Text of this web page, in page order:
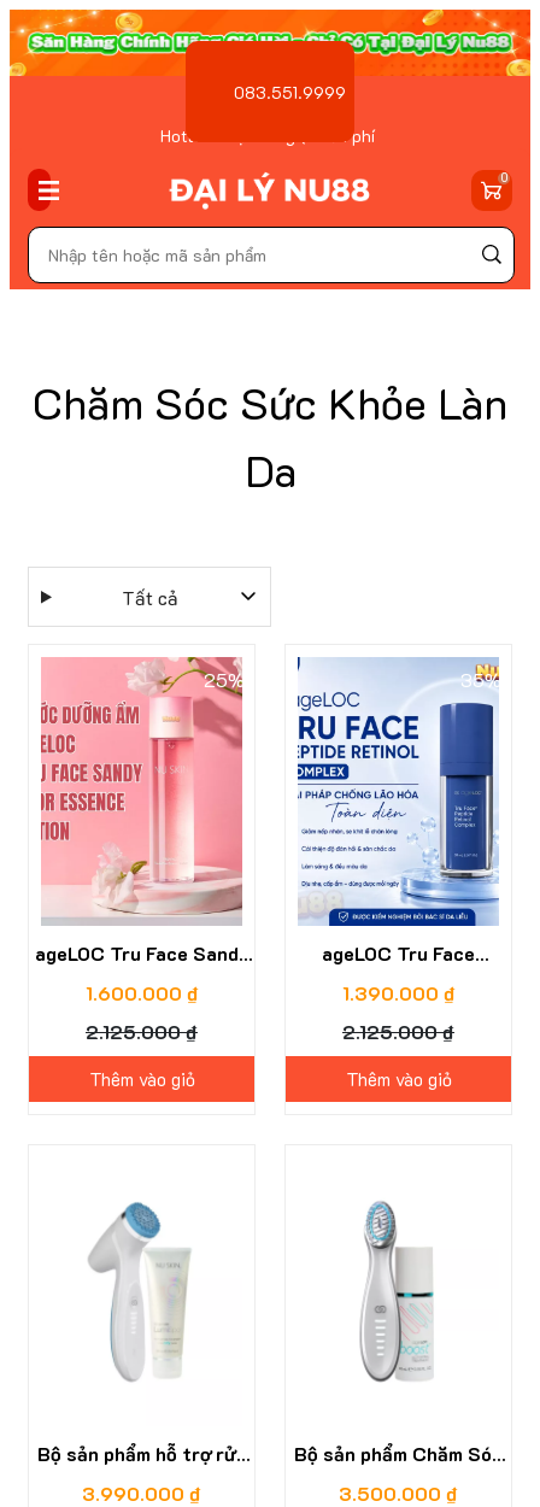
Hotline Đặt hàng ( Miễn phí
083.551.9999
0
25%
ageLOC Tru Face Sandy
Flor Essence Lotion
1.600.000 ₫
2.125.000 ₫
Thêm vào giỏ
35%
ageLOC Tru Face
Peptide Retinol Complex
1.390.000 ₫
2.125.000 ₫
Thêm vào giỏ
Bộ sản phẩm hỗ trợ rửa
mặt và chăm sóc da
3.990.000 ₫
Bộ sản phẩm Chăm Sóc
Da ageLOC® Boost™
3.500.000 ₫
Tất cả
Chăm Sóc Sức Khỏe Làn
Da